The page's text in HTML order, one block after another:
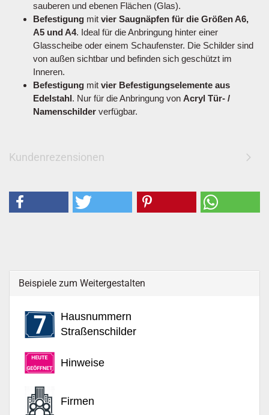
sauberen und ebenen Flächen (Glas).
Befestigung mit vier Saugnäpfen für die Größen A6,
A5 und A4. Ideal für die Anbringung hinter einer
Glasscheibe oder einem Schaufenster. Die Schilder sind
von außen sichtbar und befinden sich geschützt im
Inneren.
Befestigung mit vier Befestigungselemente aus
Edelstahl. Nur für die Anbringung von Acryl Tür- /
Namenschilder verfügbar.
Kundenrezensionen
Beispiele zum Weitergestalten
Hausnummern
Straßenschilder
Hinweise
Firmen